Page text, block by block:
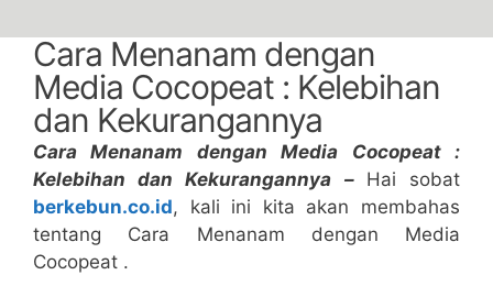
Cara Menanam dengan
Media Cocopeat : Kelebihan
dan Kekurangannya
Cara Menanam dengan Media Cocopeat :
Kelebihan dan Kekurangannya – Hai sobat
berkebun.co.id, kali ini kita akan membahas
tentang Cara Menanam dengan Media
Cocopeat .